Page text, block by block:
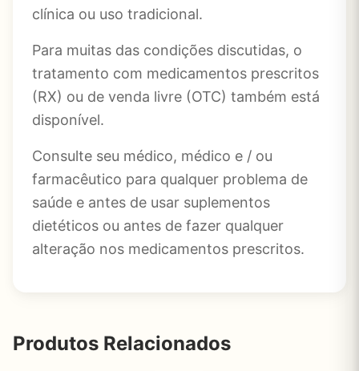
clínica ou uso tradicional.
Para muitas das condições discutidas, o
tratamento com medicamentos prescritos
(RX) ou de venda livre (OTC) também está
disponível.
Consulte seu médico, médico e / ou
farmacêutico para qualquer problema de
saúde e antes de usar suplementos
dietéticos ou antes de fazer qualquer
alteração nos medicamentos prescritos.
Produtos Relacionados